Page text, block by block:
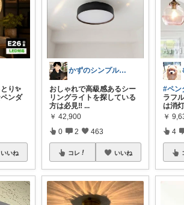
り✨
ンダ
いいね
かずのシンプル生活｜一生モノに出会う場所
おしゃれで高級感あるシー
リングライトを探している
方は必見‼️...
￥ 42,900
0 2 463
コレ いいね
#ペン
ラフ
は消
￥
4